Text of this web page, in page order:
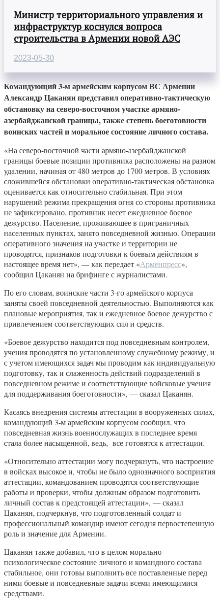
Министр территориального управления и
инфраструктур коснулся вопроса
строительства в Армении новой АЭС
2023-05-30
Командующий 3-м армейским корпусом ВС Армении
Александр Цаканян представил оперативно-тактическую
обстановку на северо-восточном участке армяно-
азербайджанской границы, также степень боеготовности
воинских частей и моральное состояние личного состава.
«На северо-восточной части армяно-азербайджанской
границы боевые позиции противника расположены на разном
удалении, начиная от 480 метров до 1700 метров. В условиях
сложившейся обстановки оперативно-тактическая обстановка
оценивается как относительно стабильная. При этом
нарушений режима прекращения огня со стороны противника
не зафиксировано, противник несет ежедневное боевое
дежурство. Население, проживающее в приграничных
населенных пунктах, занято повседневной жизнью. Операции
оперативного значения на участке и территории не
проводятся, признаков подготовки к боевым действиям в
настоящее время нет», — как передает «Арменпресс»,
сообщил Цаканян на брифинге с журналистами.
По его словам, воинские части 3-го армейского корпуса
заняты своей повседневной деятельностью. Выполняются как
плановые мероприятия, так и ежедневное боевое дежурство с
привлечением соответствующих сил и средств.
«Боевое дежурство находится под повседневным контролем,
учения проводятся по установленному служебному режиму, и
с учетом имеющихся задач мы проводим как индивидуальную
подготовку, так и слаженность действий подразделений в
повседневном режиме и соответствующие войсковые учения
для поддерживания боеготовности», — сказал Цаканян.
Касаясь внедрения системы аттестации в вооруженных силах,
командующий 3-м армейским корпусом сообщил, что
повседневная жизнь военнослужащих в последнее время
стала более насыщенной, ведь, все готовятся к аттестации.
«Относительно аттестации могу подчеркнуть, что настроение
в войсках высокое и, чтобы не было однозначного восприятия
аттестации, командованием проводятся соответствующие
работы и проверки, чтобы должным образом подготовить
личный состав к предстоящей аттестации», — сказал
Цаканян, подчеркнув, что подготовленный солдат и
профессиональный командир имеют сегодня первостепенную
роль и значение для Армении.
Цаканян также добавил, что в целом морально-
психологическое состояние личного и командного состава
стабильное, они готовы выполнить все поставленные перед
ними боевые и повседневные задачи всеми имеющимися
средствами.